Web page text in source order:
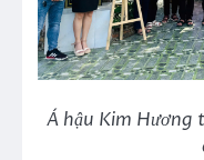
Á hậu Kim Hương